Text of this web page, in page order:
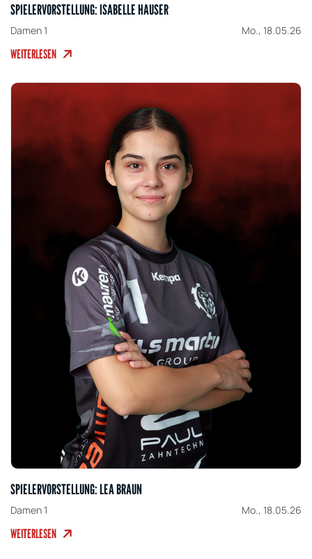
SPIELERVORSTELLUNG: ISABELLE HAUSER
Damen 1 Mo., 18.05.26
WEITERLESEN
SPIELERVORSTELLUNG: LEA BRAUN
Damen 1 Mo., 18.05.26
WEITERLESEN